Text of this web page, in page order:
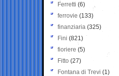
Ferretti (6)
ferrovie (133)
finanziaria (325)
Fini (821)
fioriere (5)
Fitto (27)
Fontana di Trevi (1)